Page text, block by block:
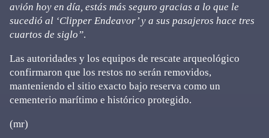
avión hoy en día, estás más seguro gracias a lo que le
sucedió al ‘Clipper Endeavor’ y a sus pasajeros hace tres
cuartos de siglo”.
Las autoridades y los equipos de rescate arqueológico
confirmaron que los restos no serán removidos,
manteniendo el sitio exacto bajo reserva como un
cementerio marítimo e histórico protegido.
(mr)